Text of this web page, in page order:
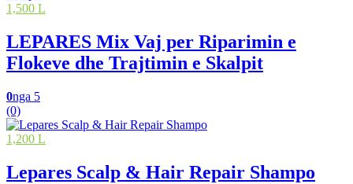
1,500 L
LEPARES Mix Vaj per Riparimin e
Flokeve dhe Trajtimin e Skalpit
0nga 5
(0)
1,200 L
Lepares Scalp & Hair Repair Shampo